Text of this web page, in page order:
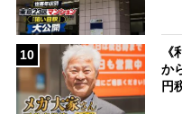
10
か
円